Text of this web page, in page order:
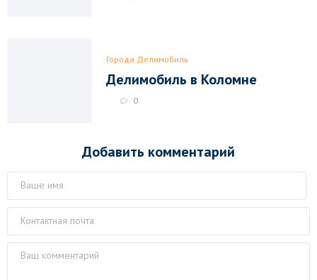
Города Делимобиль
Делимобиль в Коломне
0
Добавить комментарий